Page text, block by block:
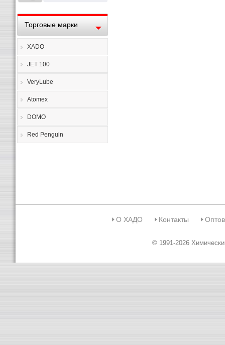
Торговые марки
XADO
JET 100
VeryLube
Atomex
DOMO
Red Penguin
О ХАДО Контакты
© 1991-2026